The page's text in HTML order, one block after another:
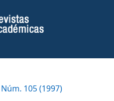
105 (1997)